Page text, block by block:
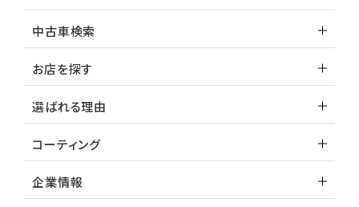
中古車検索
お店を探す
選ばれる理由
コーティング
企業情報